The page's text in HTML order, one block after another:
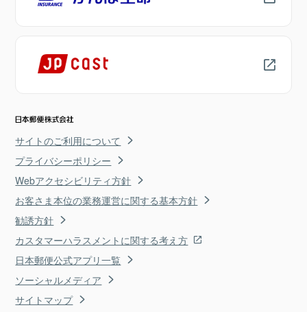
サイトのご利用について
プライバシーポリシー
Webアクセシビリティ方針
お客さま本位の業務運営に関する基本方針
勧誘方針
カスタマーハラスメントに関する考え方
日本郵便公式アプリ一覧
ソーシャルメディア
サイトマップ